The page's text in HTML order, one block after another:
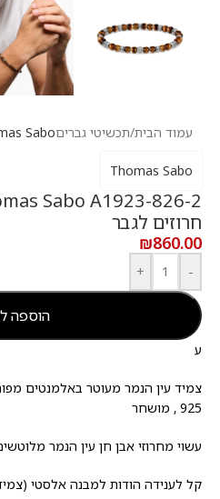
עמוד הבית/תכשיטי גבריםSabo
חרוזים לגבר
Thomas Sabo
₪860.00
-
+
הוספה
ע
צמיד עין הנמר מעוטר באלמנטים
925 , מושחר
עשוי מחרוזי אבן חן עין הנמר
קל לענידה הודות למבנה אלסטי